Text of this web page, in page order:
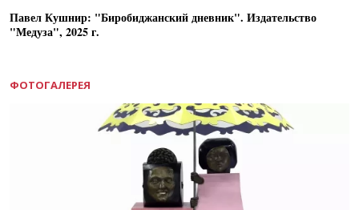
Павел Кушнир: "Биробиджанский дневник". Издательство
"Медуза", 2025 г.
ФОТОГАЛЕРЕЯ